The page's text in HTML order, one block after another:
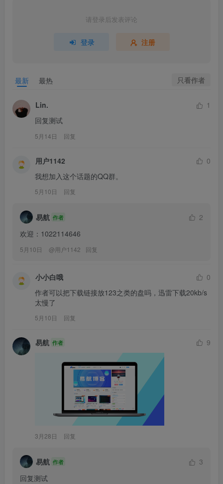
请登录后发表评论
登录 注册
最新 最热 只看作者
Lin.
1
回复测试
5月14日 回复
用户1142
0
我想加入这个话题的QQ群。
5月10日 回复
易航 作者
2
欢迎：1022114646
5月10日 @用户1142 回复
小小白哦
0
作者可以把下载链接放123之类的盘吗，迅雷下载20kb/s
太慢了
5月10日 回复
易航 作者 9
3月28日 回复
易航 作者
3
回复测试